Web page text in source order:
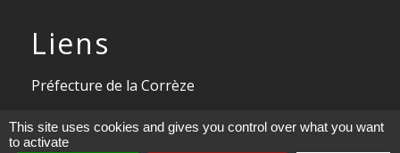
Liens
Préfecture de la Corrèze
Conseil départemental de la
Corrèze
This site uses cookies and gives you control over what you want
to activate